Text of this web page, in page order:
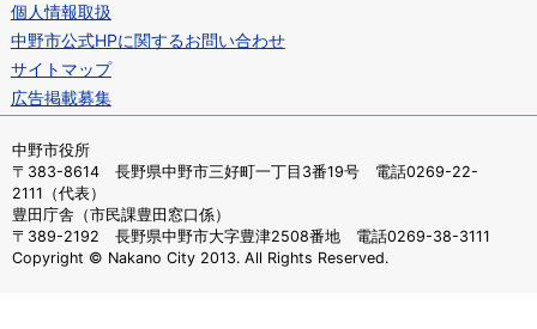
個人情報取扱
中野市公式HPに関するお問い合わせ
サイトマップ
広告掲載募集
中野市役所
〒383-8614 長野県中野市三好町一丁目3番19号 電話0269-22-
2111（代表）
豊田庁舎（市民課豊田窓口係）
〒389-2192 長野県中野市大字豊津2508番地 電話0269-38-3111
Copyright © Nakano City 2013. All Rights Reserved.